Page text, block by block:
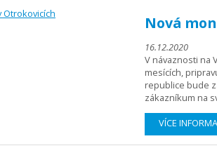
Nová
16.12.2020
V návaznosti na
mesících,
republice bude
zákazníkum na
VÍCE